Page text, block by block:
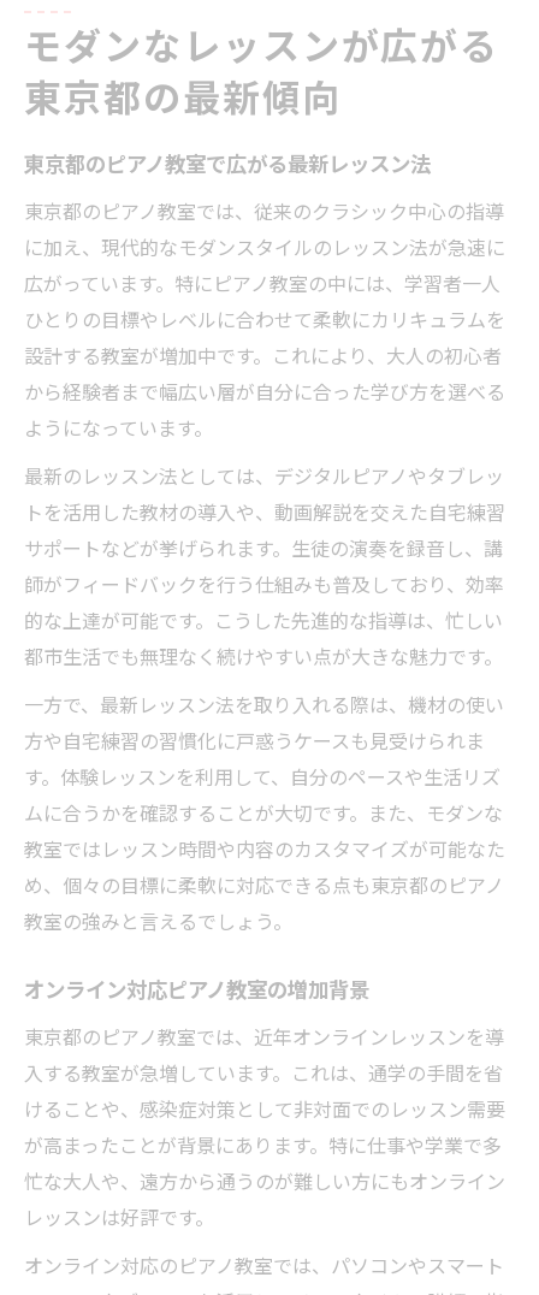
モダンなレッスンが広がる
東京都の最新傾向
東京都のピアノ教室で広がる最新レッスン法
東京都のピアノ教室では、従来のクラシック中心の指導
に加え、現代的なモダンスタイルのレッスン法が急速に
広がっています。特にピアノ教室の中には、学習者一人
ひとりの目標やレベルに合わせて柔軟にカリキュラムを
設計する教室が増加中です。これにより、大人の初心者
から経験者まで幅広い層が自分に合った学び方を選べる
ようになっています。
最新のレッスン法としては、デジタルピアノやタブレッ
トを活用した教材の導入や、動画解説を交えた自宅練習
サポートなどが挙げられます。生徒の演奏を録音し、講
師がフィードバックを行う仕組みも普及しており、効率
的な上達が可能です。こうした先進的な指導は、忙しい
都市生活でも無理なく続けやすい点が大きな魅力です。
一方で、最新レッスン法を取り入れる際は、機材の使い
方や自宅練習の習慣化に戸惑うケースも見受けられま
す。体験レッスンを利用して、自分のペースや生活リズ
ムに合うかを確認することが大切です。また、モダンな
教室ではレッスン時間や内容のカスタマイズが可能なた
め、個々の目標に柔軟に対応できる点も東京都のピアノ
教室の強みと言えるでしょう。
オンライン対応ピアノ教室の増加背景
東京都のピアノ教室では、近年オンラインレッスンを導
入する教室が急増しています。これは、通学の手間を省
けることや、感染症対策として非対面でのレッスン需要
が高まったことが背景にあります。特に仕事や学業で多
忙な大人や、遠方から通うのが難しい方にもオンライン
レッスンは好評です。
オンライン対応のピアノ教室では、パソコンやスマート